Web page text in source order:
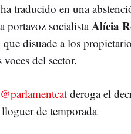
traducido en una
portavoz socialistaAlícia
disuade a los
del sector.
@parlamentcat deroga el
lloguer de temporada